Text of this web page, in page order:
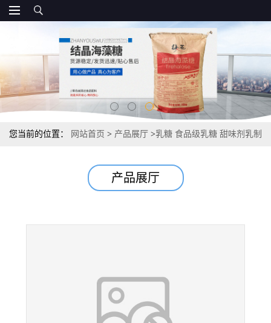
您当前的位置： 网站首页 > 产品展厅 >乳糖 食品级乳糖 甜味剂乳制
产品展厅